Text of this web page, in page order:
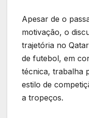
Apesar de o
motivação, o
trajetória no
de futebol, em
técnica, trabalha
estilo de
a tropeços.